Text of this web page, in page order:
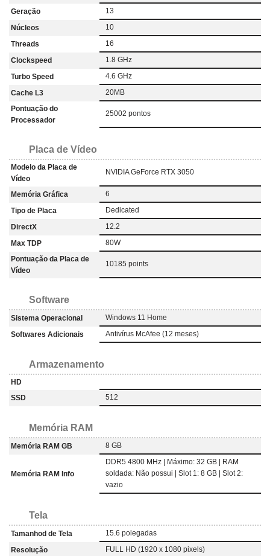
Geração
13
Núcleos
10
Threads
16
Clockspeed
1.8 GHz
Turbo Speed
4.6 GHz
Cache L3
20MB
Pontuação do
Processador
25002 pontos
Placa de Vídeo
Modelo da Placa de
Vídeo
NVIDIA GeForce RTX 3050
Memória Gráfica
6
Tipo de Placa
‎Dedicated
DirectX
12.2
Max TDP
80W
Pontuação da Placa de
Vídeo
10185 points
Software
Sistema Operacional
Windows 11 Home
Softwares Adicionais
Antivírus McAfee (12 meses)
Armazenamento
HD
SSD
512
Memória RAM
Memória RAM GB 8 GB
Memória RAM Info
DDR5 4800 MHz | Máximo: 32 GB | RAM
soldada: Não possui | Slot 1: 8 GB | Slot 2:
vazio
Tela
Tamanhod de Tela
15.6 polegadas
Resolução
FULL HD (1920 x 1080 pixels)